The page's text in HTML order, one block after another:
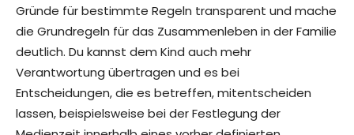
Gründe für bestimmte Regeln transparent und mache
die Grundregeln für das Zusammenleben in der Familie
deutlich. Du kannst dem Kind auch mehr
Verantwortung übertragen und es bei
Entscheidungen, die es betreffen, mitentscheiden
lassen, beispielsweise bei der Festlegung der